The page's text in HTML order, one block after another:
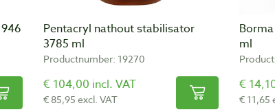
Pentacryl nathout stabilisator
3785 ml
Productnumber: 19270
€ 104,00 incl. VAT
€ 85,95 excl. VAT
ml
€
€ 11,65